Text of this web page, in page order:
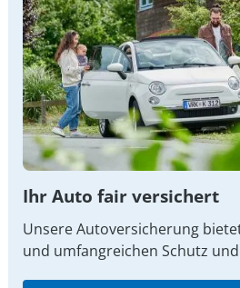
Ihr Auto fair versichert
Unsere Autoversicherung
und umfangreichen Schutz und